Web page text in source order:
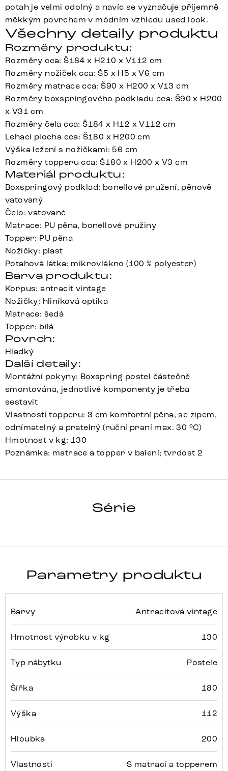
potah je velmi odolný a navíc se vyznačuje příjemně
měkkým povrchem v módním vzhledu used look.
Všechny detaily produktu
Rozměry produktu:
Rozměry cca: Š184 x H210 x V112 cm
Rozměry nožiček cca: Š5 x H5 x V6 cm
Rozměry matrace cca: Š90 x H200 x V13 cm
Rozměry boxspringového podkladu cca: Š90 x H200
x V31 cm
Rozměry čela cca: Š184 x H12 x V112 cm
Lehací plocha cca: Š180 x H200 cm
Výška ležení s nožičkami: 56 cm
Rozměry topperu cca: Š180 x H200 x V3 cm
Materiál produktu:
Boxspringový podklad: bonellové pružení, pěnově
vatovaný
Čelo: vatované
Matrace: PU pěna, bonellové pružiny
Topper: PU pěna
Nožičky: plast
Potahová látka: mikrovlákno (100 % polyester)
Barva produktu:
Korpus: antracit vintage
Nožičky: hliníková optika
Matrace: šedá
Topper: bílá
Povrch:
Hladký
Další detaily:
Montážní pokyny: Boxspring postel částečně
smontována, jednotlivé komponenty je třeba
sestavit
Vlastnosti topperu: 3 cm komfortní pěna, se zipem,
odnímatelný a pratelný (ruční praní max. 30 °C)
Hmotnost v kg: 130
Poznámka: matrace a topper v balení; tvrdost 2
Série
Parametry produktu
Barvy Antracitová vintage
Hmotnost výrobku v kg 130
Typ nábytku Postele
Šířka 180
Výška 112
Hloubka 200
Vlastnosti S matrací a topperem